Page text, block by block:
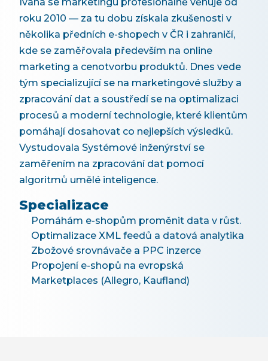
roku 2010 — za tu dobu získala zkušenosti v
několika předních e-shopech v ČR i zahraničí,
kde se zaměřovala především na online
marketing a cenotvorbu produktů. Dnes vede
tým specializující se na marketingové služby a
zpracování dat a soustředí se na optimalizaci
procesů a moderní technologie, které klientům
pomáhají dosahovat co nejlepších výsledků.
Vystudovala Systémové inženýrství se
zaměřením na zpracování dat pomocí
algoritmů umělé inteligence.
Specializace
Pomáhám e-shopům proměnit data v růst.
Optimalizace XML feedů a datová analytika
Zbožové srovnávače a PPC inzerce
Propojení e-shopů na evropská
Marketplaces (Allegro, Kaufland)